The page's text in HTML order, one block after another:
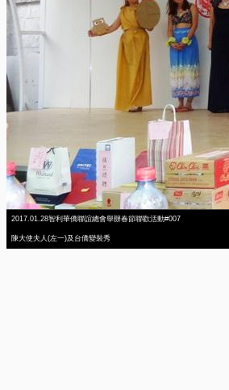
2017.01.28智利華僑聯誼總會舉辦春節聯歡活動#007
陳大使夫人(左一)及台僑變裝秀